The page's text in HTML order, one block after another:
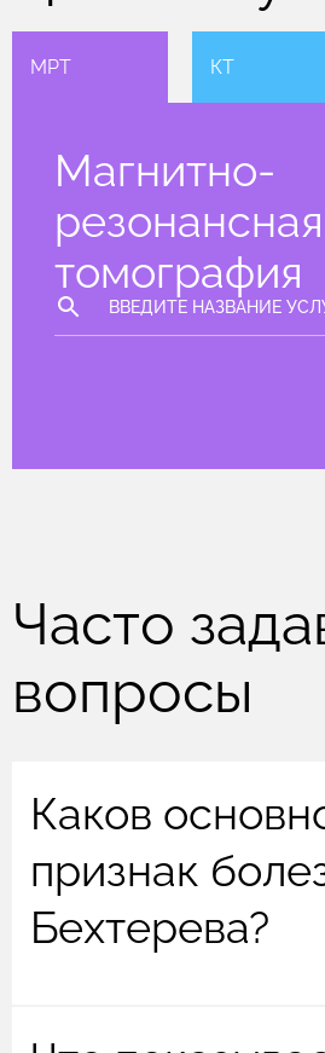
МРТ КТ
Магнитно-
резонансная
томография
Часто
вопросы
Каков
признак
Бехтерева?